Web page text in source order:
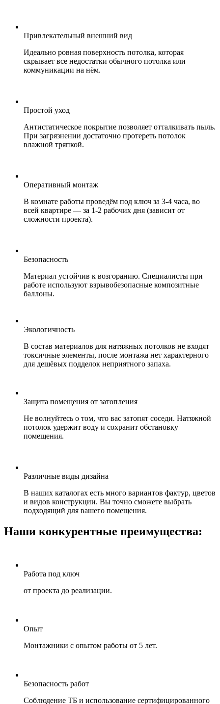
Привлекательный внешний вид
Идеально ровная поверхность потолка, которая
скрывает все недостатки обычного потолка или
коммуникации на нём.
Простой уход
Антистатическое покрытие позволяет отталкивать пыль.
При загрязнении достаточно протереть потолок
влажной тряпкой.
Оперативный монтаж
В комнате работы проведём под ключ за 3-4 часа, во
всей квартире — за 1-2 рабочих дня (зависит от
сложности проекта).
Безопасность
Материал устойчив к возгоранию. Специалисты при
работе используют взрывобезопасные композитные
баллоны.
Экологичность
В состав материалов для натяжных потолков не входят
токсичные элементы, после монтажа нет характерного
для дешёвых подделок неприятного запаха.
Защита помещения от затопления
Не волнуйтесь о том, что вас затопят соседи. Натяжной
потолок удержит воду и сохранит обстановку
помещения.
Различные виды дизайна
В наших каталогах есть много вариантов фактур, цветов
и видов конструкции. Вы точно сможете выбрать
подходящий для вашего помещения.
Наши конкурентные преимущества:
Работа под ключ
от проекта до реализации.
Опыт
Монтажники с опытом работы от 5 лет.
Безопасность работ
Соблюдение ТБ и использование сертифицированного